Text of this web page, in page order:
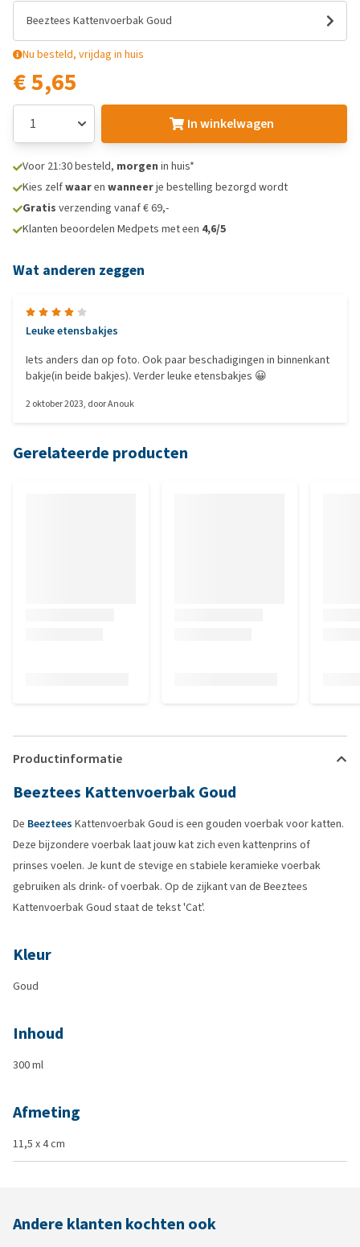
Beeztees Kattenvoerbak Goud
Nu besteld, vrijdag in huis
€ 5,65
In winkelwagen
Voor 21:30 besteld, morgen in huis*
Kies zelfwaaren wanneerje bestelling bezorgd wordt
Gratis verzending vanaf € 69,-
Klanten beoordelen Medpets met een 4,6/5
Wat anderen zeggen
Leuke etensbakjes
Iets anders dan op foto. Ook paar beschadigingen in binnenkant
bakje(in beide bakjes). Verder leuke etensbakjes 😀
2 oktober 2023, doorAnouk
Gerelateerde producten
Productinformatie
Beeztees Kattenvoerbak Goud
De Beeztees Kattenvoerbak Goud is een gouden voerbak voor katten.
Deze bijzondere voerbak laat jouw kat zich even kattenprins of
prinses voelen. Je kunt de stevige en stabiele keramieke voerbak
gebruiken als drink- of voerbak. Op de zijkant van de Beeztees
Kattenvoerbak Goud staat de tekst 'Cat'.
Kleur
Goud
Inhoud
300 ml
Afmeting
11,5 x 4 cm
Andere klanten kochten ook